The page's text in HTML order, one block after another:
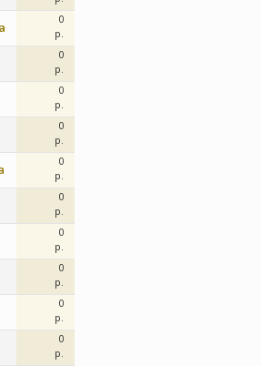
0
p.
0
p.
0
p.
0
p.
0
p.
0
p.
0
p.
0
p.
0
p.
0
p.